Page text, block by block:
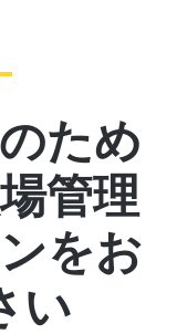
ため
管理
をお
い